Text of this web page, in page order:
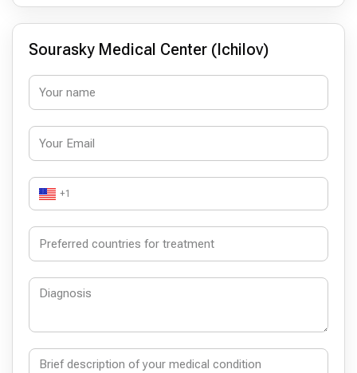
Sourasky Medical Center (Ichilov)
+1